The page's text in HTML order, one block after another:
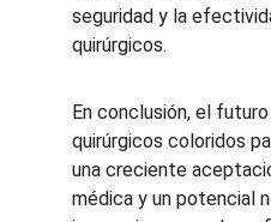
seguridad y la
quirúrgicos.
En conclusión, el
quirúrgicos coloridos
una creciente
médica y un potencial